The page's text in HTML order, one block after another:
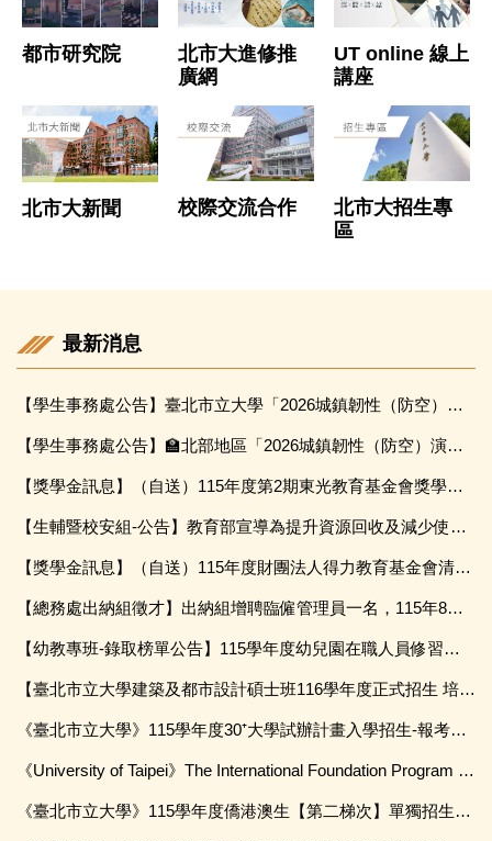
都市研究院
北市大進修推
廣網
UT online 線上
講座
北市大新聞 校際交流合作
北市大招生專
區
最新消息
【學生事務處公告】臺北市立大學「2026城鎮韌性（防空）演習」行動指引
【學生事務處公告】🏫北部地區「2026城鎮韌性（防空）演習」於115年8月13日14時30分至15時實施，請配合實施演練。🚀
【獎學金訊息】（自送）115年度第2期東光教育基金會獎學金，申請期間115年9月1日起至 115年9月30 日。
【生輔暨校安組-公告】教育部宣導為提升資源回收及減少使用一次性餐具之執行成效，依相關法令及政策落實推動校園源頭減量、資源回收及一次性用品減量措施。
【獎學金訊息】（自送）115年度財團法人得力教育基金會清寒獎助學金，申請期間115年9月1日起至 115 年9月 20 日止。
【總務處出納組徵才】出納組增聘臨僱管理員一名，115年8月25日前截止收件
【幼教專班-錄取榜單公告】115學年度幼兒園在職人員修習幼兒園教師師資職前教育課程專班_錄取榜單公告(115.8.4)
【臺北市立大學建築及都市設計碩士班116學年度正式招生 培養未來城市規劃與設計人才】
《臺北市立大學》115學年度30⁺大學試辦計畫入學招生-報考資格審核結果公告
《University of Taipei》The International Foundation Program (International Students, Overseas Chinese Student, Hong Kong & Macao Student) Admission Announcement of Academic Year 2026.
《臺北市立大學》115學年度僑港澳生【第二梯次】單獨招生榜單公告